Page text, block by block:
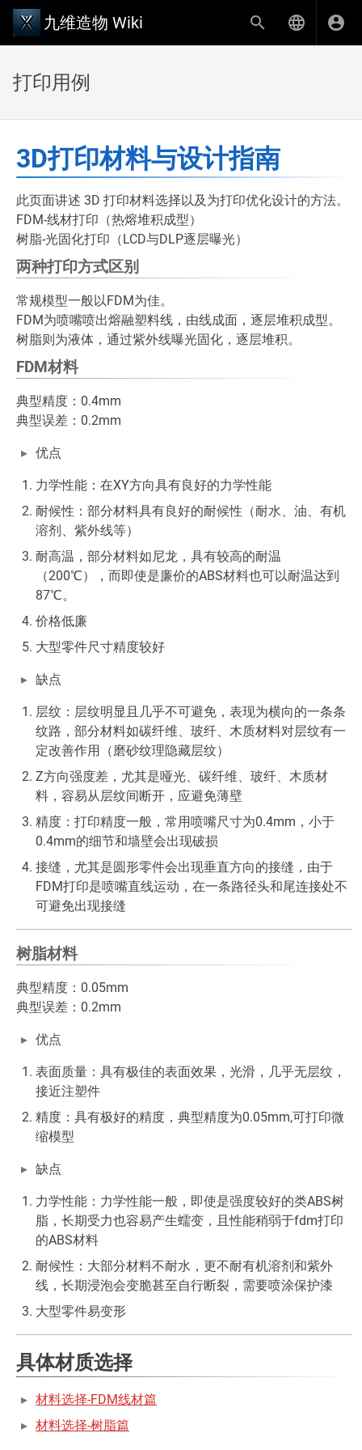
九维造物 Wiki
打印用例
3D打印材料与设计指南
此页面讲述 3D 打印材料选择以及为打印优化设计的方法。
FDM-线材打印（热熔堆积成型）
树脂-光固化打印（LCD与DLP逐层曝光）
两种打印方式区别
常规模型一般以FDM为佳。
FDM为喷嘴喷出熔融塑料线，由线成面，逐层堆积成型。
树脂则为液体，通过紫外线曝光固化，逐层堆积。
FDM材料
典型精度：0.4mm
典型误差：0.2mm
优点
力学性能：在XY方向具有良好的力学性能
耐候性：部分材料具有良好的耐候性（耐水、油、有机
溶剂、紫外线等）
耐高温，部分材料如尼龙，具有较高的耐温
（200℃），而即使是廉价的ABS材料也可以耐温达到
87℃。
价格低廉
大型零件尺寸精度较好
缺点
层纹：层纹明显且几乎不可避免，表现为横向的一条条
纹路，部分材料如碳纤维、玻纤、木质材料对层纹有一
定改善作用（磨砂纹理隐藏层纹）
Z方向强度差，尤其是哑光、碳纤维、玻纤、木质材
料，容易从层纹间断开，应避免薄壁
精度：打印精度一般，常用喷嘴尺寸为0.4mm，小于
0.4mm的细节和墙壁会出现破损
接缝，尤其是圆形零件会出现垂直方向的接缝，由于
FDM打印是喷嘴直线运动，在一条路径头和尾连接处不
可避免出现接缝
树脂材料
典型精度：0.05mm
典型误差：0.2mm
优点
表面质量：具有极佳的表面效果，光滑，几乎无层纹，
接近注塑件
精度：具有极好的精度，典型精度为0.05mm,可打印微
缩模型
缺点
力学性能：力学性能一般，即使是强度较好的类ABS树
脂，长期受力也容易产生蠕变，且性能稍弱于fdm打印
的ABS材料
耐候性：大部分材料不耐水，更不耐有机溶剂和紫外
线，长期浸泡会变脆甚至自行断裂，需要喷涂保护漆
大型零件易变形
具体材质选择
材料选择-FDM线材篇
材料选择-树脂篇